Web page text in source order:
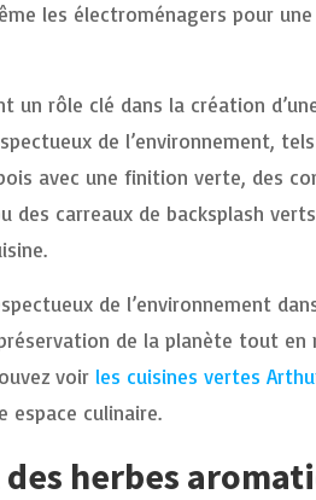
les électroménagers pour
un rôle clé dans la création
de l’environnement,
avec une finition verte, des
des carreaux de backsplash
de l’environnement
de la planète tout
voir les cuisines vertes
espace culinaire.
herbes